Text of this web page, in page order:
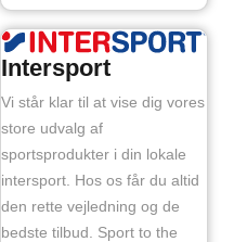
Intersport
Vi står klar til at vise dig vores
store udvalg af
sportsprodukter i din lokale
intersport. Hos os får du altid
den rette vejledning og de
bedste tilbud. Sport to the